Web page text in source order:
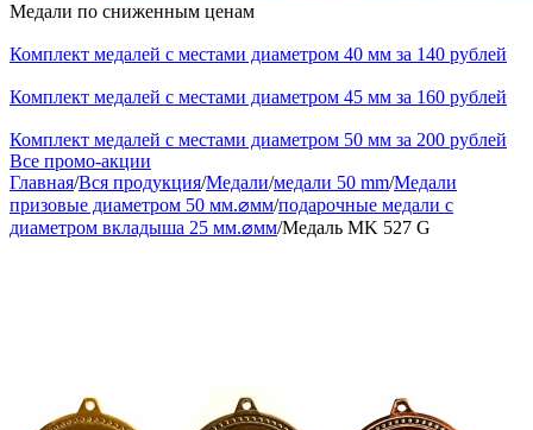
Медали по сниженным ценам
Комплект медалей с местами диаметром 40 мм за 140 рублей
Комплект медалей с местами диаметром 45 мм за 160 рублей
Комплект медалей с местами диаметром 50 мм за 200 рублей
Все промо-акции
Главная/Вся продукция/Медали/медали 50 mm/Медали
призовые диаметром 50 мм.⌀мм/подарочные медали с
диаметром вкладыша 25 мм.⌀мм/Медаль MK 527 G